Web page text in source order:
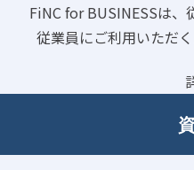
FiNC for BUSINESSは、
従業員にご利用いただ